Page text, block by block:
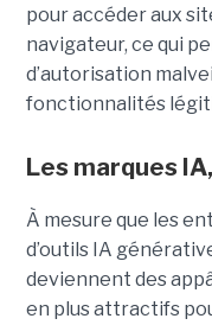
pour accéder aux
navigateur, ce qui
d’autorisation
fonctionnalités
Les marques
À mesure que les
d’outils IA
deviennent des
en plus attractifs